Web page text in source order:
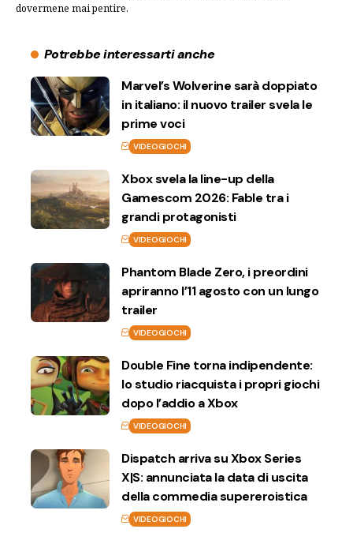
dovermene mai pentire.
Potrebbe interessarti anche
Marvel’s Wolverine sarà doppiato
in italiano: il nuovo trailer svela le
prime voci
VIDEOGIOCHI
Xbox svela la line-up della
Gamescom 2026: Fable tra i
grandi protagonisti
VIDEOGIOCHI
Phantom Blade Zero, i preordini
apriranno l’11 agosto con un lungo
trailer
VIDEOGIOCHI
Double Fine torna indipendente:
lo studio riacquista i propri giochi
dopo l’addio a Xbox
VIDEOGIOCHI
Dispatch arriva su Xbox Series
X|S: annunciata la data di uscita
della commedia supereroistica
VIDEOGIOCHI